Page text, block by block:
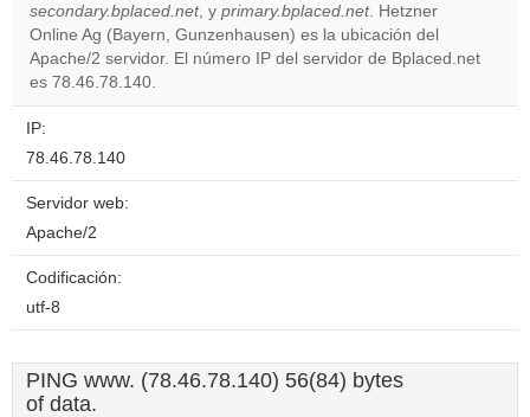
Do you
own this
website?
secondary.bplaced.net, y primary.bplaced.net. Hetzner
Online Ag (Bayern, Gunzenhausen) es la ubicación del
Apache/2 servidor. El número IP del servidor de Bplaced.net
es 78.46.78.140.
IP:
78.46.78.140
Servidor web:
Apache/2
Codificación:
utf-8
PING www. (78.46.78.140) 56(84) bytes
of data.